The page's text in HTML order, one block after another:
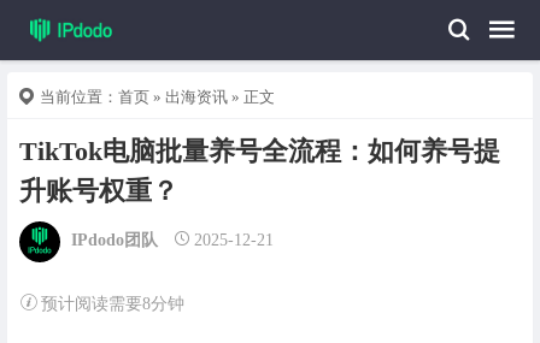
当前位置： 首页 » 出海资讯 » 正文
TikTok电脑批量养号全流程：如何养号提
升账号权重？
IPdodo团队 2025-12-21
预计阅读需要8分钟